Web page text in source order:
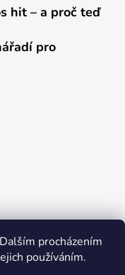
procházením
používáním.
hit – a proč teď
pro